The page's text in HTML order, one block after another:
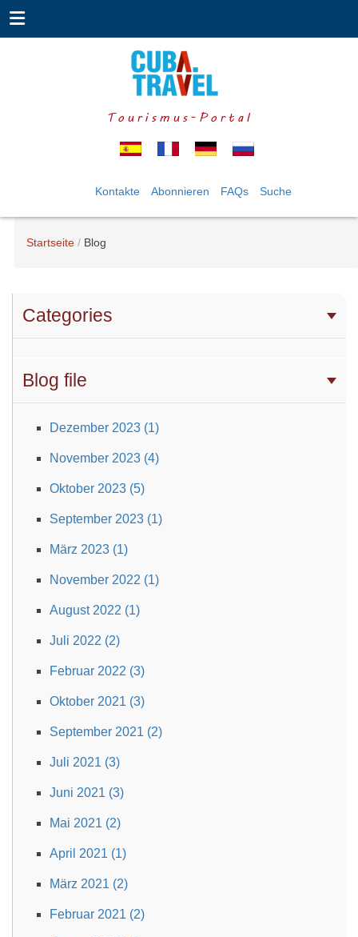
Tourismus-Portal
Kontakte Abonnieren FAQs Suche
Startseite Blog
Categories
Blog file
Dezember 2023 (1)
November 2023 (4)
Oktober 2023 (5)
September 2023 (1)
März 2023 (1)
November 2022 (1)
August 2022 (1)
Juli 2022 (2)
Februar 2022 (3)
Oktober 2021 (3)
September 2021 (2)
Juli 2021 (3)
Juni 2021 (3)
Mai 2021 (2)
April 2021 (1)
März 2021 (2)
Februar 2021 (2)